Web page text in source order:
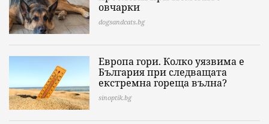
овчарки
dogsandcats.bg
Европа гори. Колко уязвима е
България при следващата
екстремна гореща вълна?
sinoptik.bg